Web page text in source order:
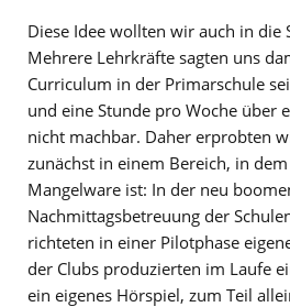
Diese Idee wollten wir auch in die
Mehrere Lehrkräfte sagten uns
Curriculum in der Primarschule
und eine Stunde pro Woche über
nicht machbar. Daher erprobten
zunächst in einem Bereich, in
Mangelware ist: In der neu
Nachmittagsbetreuung der
richteten in einer Pilotphase
der Clubs produzierten im Laufe
ein eigenes Hörspiel, zum Teil